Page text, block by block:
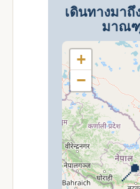
เดินทางมาถึ
มาณฑุ
+
−